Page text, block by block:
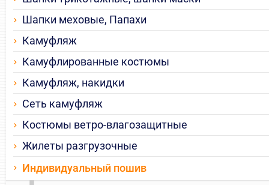
Шапки меховые, Папахи
Камуфляж
Камуфлированные костюмы
Камуфляж, накидки
Сеть камуфляж
Костюмы ветро-влагозащитные
Жилеты разгрузочные
Индивидуальный пошив